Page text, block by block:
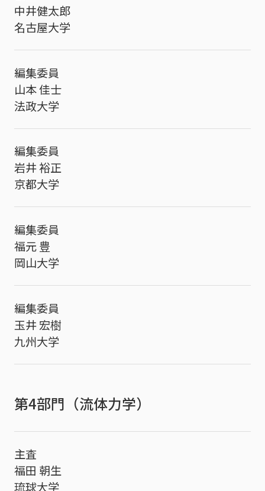
中井健太郎
名古屋大学
編集委員
山本 佳士
法政大学
編集委員
岩井 裕正
京都大学
編集委員
福元 豊
岡山大学
編集委員
玉井 宏樹
九州大学
第4部門（流体力学）
主査
福田 朝生
琉球大学